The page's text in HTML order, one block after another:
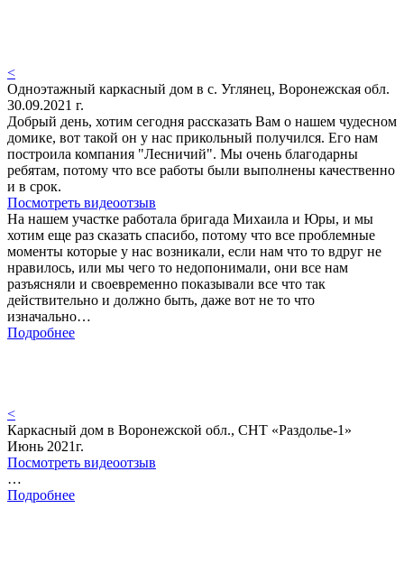
<
Одноэтажный каркасный дом в с. Углянец, Воронежская обл.
30.09.2021 г.
Добрый день, хотим сегодня рассказать Вам о нашем чудесном
домике, вот такой он у нас прикольный получился. Его нам
построила компания "Лесничий". Мы очень благодарны
ребятам, потому что все работы были выполнены качественно
и в срок.
Посмотреть видеоотзыв
На нашем участке работала бригада Михаила и Юры, и мы
хотим еще раз сказать спасибо, потому что все проблемные
моменты которые у нас возникали, если нам что то вдруг не
нравилось, или мы чего то недопонимали, они все нам
разъясняли и своевременно показывали все что так
действительно и должно быть, даже вот не то что
изначально…
Подробнее
<
Каркасный дом в Воронежской обл., СНТ «Раздолье-1»
Июнь 2021г.
Посмотреть видеоотзыв
…
Подробнее